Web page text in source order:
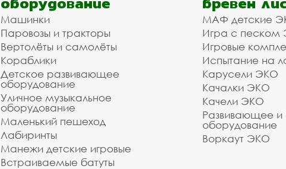
Машинки
Паровозы и тракторы
Вертолёты и самолёты
Кораблики
Детское развивающее
оборудование
Уличное музыкальное
оборудование
Маленький пешеход
Лабиринты
Манежи детские игровые
Встраиваемые батуты
МАФ детские
Игра с песком
Игровые
Испытание на
Карусели ЭКО
Качалки ЭКО
Качели ЭКО
Развивающее
оборудование
Воркаут ЭКО